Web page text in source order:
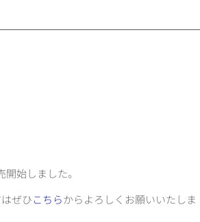
始しました。
ぜひこちらからよろしくお願いいたしま